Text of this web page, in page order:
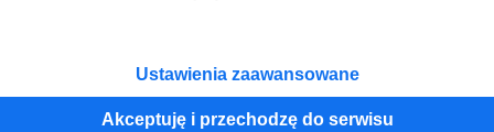
Ustawienia zaawansowane
Akceptuję i przechodzę do serwisu
Unia Europejska